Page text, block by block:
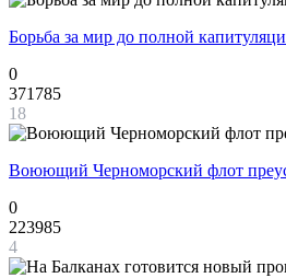
Борьба за мир до полной
0
371785
18
Воюющий Черноморский флот
0
223985
4